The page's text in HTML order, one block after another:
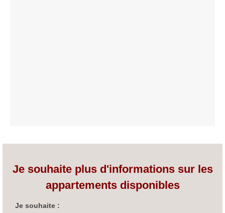
Je souhaite plus d'informations sur les
appartements disponibles
DESIMO
Je souhaite :